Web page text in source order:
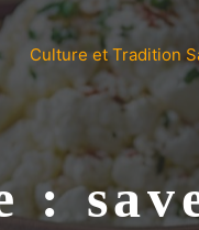
Culture et Tradition
: